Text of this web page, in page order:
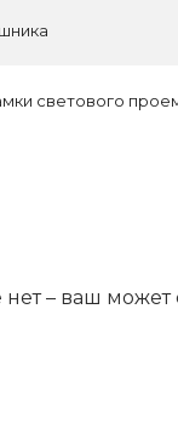
светового
– ваш может